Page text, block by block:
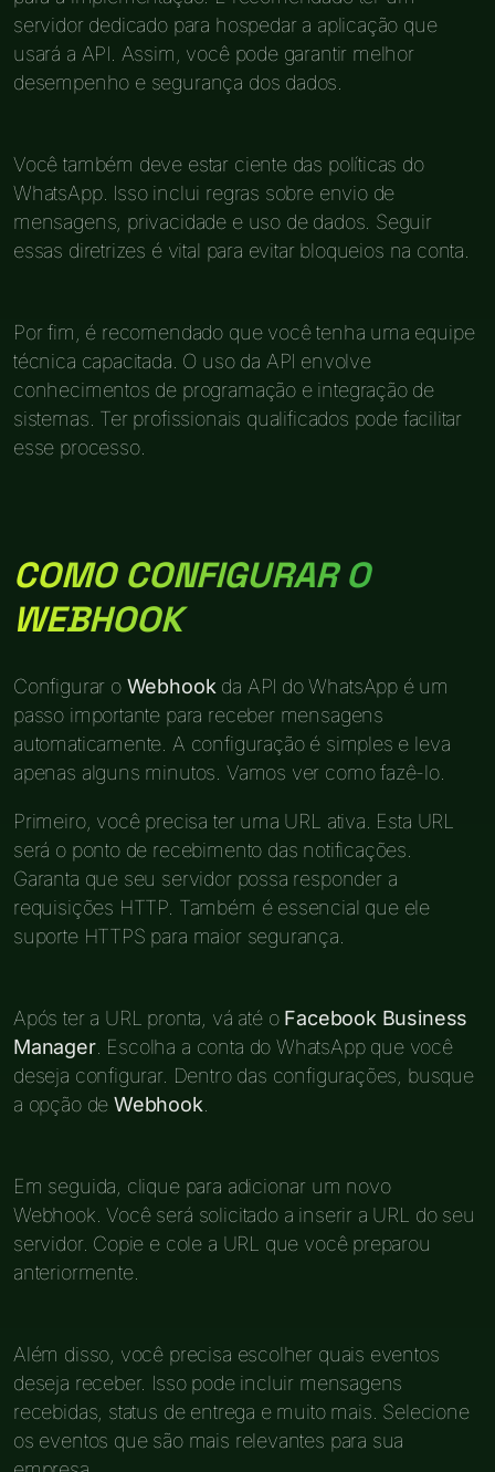
servidor dedicado para hospedar a aplicação que
usará a API. Assim, você pode garantir melhor
desempenho e segurança dos dados.
Você também deve estar ciente das políticas do
WhatsApp. Isso inclui regras sobre envio de
mensagens, privacidade e uso de dados. Seguir
essas diretrizes é vital para evitar bloqueios na conta.
Por fim, é recomendado que você tenha uma equipe
técnica capacitada. O uso da API envolve
conhecimentos de programação e integração de
sistemas. Ter profissionais qualificados pode facilitar
esse processo.
COMO CONFIGURAR O
WEBHOOK
Configurar o Webhook da API do WhatsApp é um
passo importante para receber mensagens
automaticamente. A configuração é simples e leva
apenas alguns minutos. Vamos ver como fazê-lo.
Primeiro, você precisa ter uma URL ativa. Esta URL
será o ponto de recebimento das notificações.
Garanta que seu servidor possa responder a
requisições HTTP. Também é essencial que ele
suporte HTTPS para maior segurança.
Após ter a URL pronta, vá até o Facebook Business
Manager. Escolha a conta do WhatsApp que você
deseja configurar. Dentro das configurações, busque
a opção deWebhook
Em seguida, clique para adicionar um novo
Webhook. Você será solicitado a inserir a URL do seu
servidor. Copie e cole a URL que você preparou
anteriormente.
Além disso, você precisa escolher quais eventos
deseja receber. Isso pode incluir mensagens
recebidas, status de entrega e muito mais. Selecione
os eventos que são mais relevantes para sua